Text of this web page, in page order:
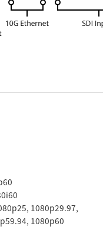
1080p29.97,
1080p60